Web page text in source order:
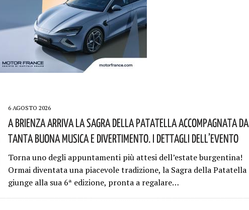
6 AGOSTO 2026
A Brienza Arriva La Sagra Della Patatella Accompagnata Da
Tanta Buona Musica E Divertimento. I Dettagli Dell’evento
Torna uno degli appuntamenti più attesi dell’estate burgentina!
Ormai diventata una piacevole tradizione, la Sagra della Patatella
giunge alla sua 6ª edizione, pronta a regalare…